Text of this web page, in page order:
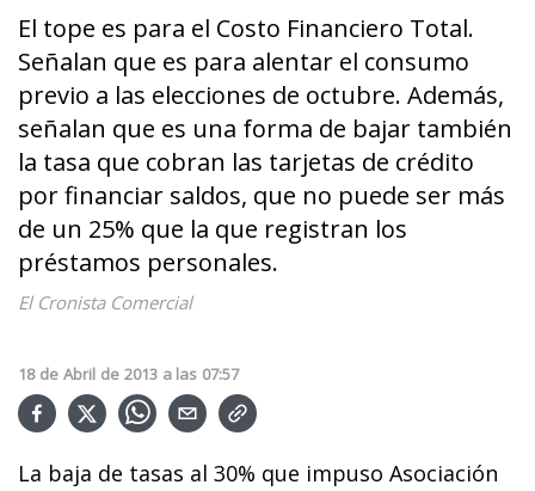
El tope es para el Costo Financiero Total.
Señalan que es para alentar el consumo
previo a las elecciones de octubre. Además,
señalan que es una forma de bajar también
la tasa que cobran las tarjetas de crédito
por financiar saldos, que no puede ser más
de un 25% que la que registran los
préstamos personales.
El Cronista Comercial
18 de Abril de 2013 a las 07:57
La baja de tasas al 30% que impuso Asociación